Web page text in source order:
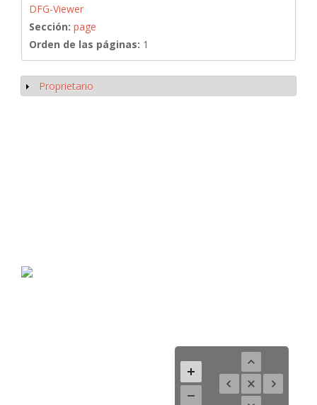
DFG-Viewer
Sección: page
Orden de las páginas: 1
Mostrar
Proprietario